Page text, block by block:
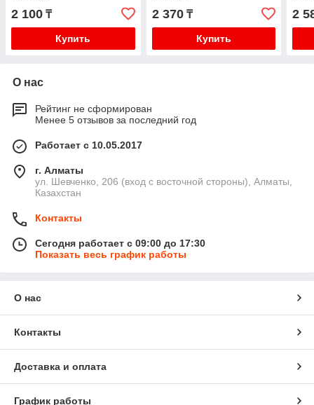
2 100 ₸
Купить
2 370₸
Купить
2
О нас
Рейтинг не сформирован
Менее 5 отзывов за последний год
Работает с 10.05.2017
г. Алматы
ул. Шевченко, 206 (вход с восточной стороны), Алматы,
Казахстан
Контакты
Сегодня работает с 09:00 до 17:30
Показать весь график работы
О нас
Контакты
Доставка и оплата
График работы